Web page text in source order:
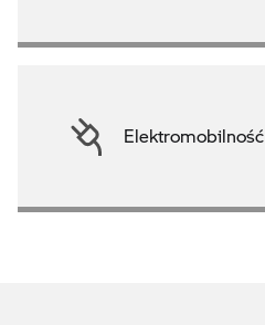
Elektromobilność